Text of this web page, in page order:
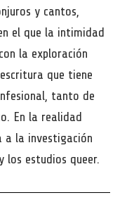
y cantos,
el que la intimidad
la exploración
que tiene
tanto de
En la realidad
a la investigación
los estudios queer.